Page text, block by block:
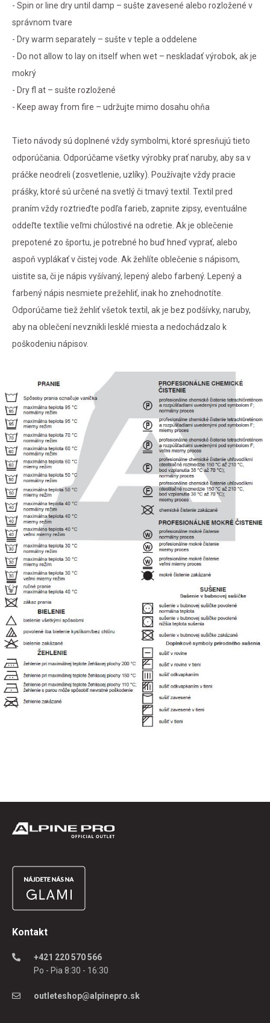
- Spin or line dry until damp – sušte zavesené alebo rozložené v
správnom tvare
- Dry warm separately – sušte v teple a oddelene
- Do not allow to lay on itself when wet – neskladať výrobok, ak je
mokrý
- Dry fl at – sušte rozložené
- Keep away from fire – udržujte mimo dosahu ohňa
Tieto návody sú doplnené vždy symbolmi, ktoré spresňujú tieto
odporúčania. Odporúčame všetky výrobky prať naruby, aby sa v
práčke neodreli (zosvetlenie, uzlíky). Používajte vždy pracie
prášky, ktoré sú určené na svetlý či tmavý textil. Textil pred
praním vždy roztrieďte podľa farieb, zapnite zipsy, eventuálne
oddeľte textílie veľmi chúlostivé na odretie. Ak je oblečenie
prepotené zo športu, je potrebné ho buď hneď vyprať, alebo
aspoň vyplákať v čistej vode. Ak žehlíte oblečenie s nápisom,
uistite sa, či je nápis vyšívaný, lepený alebo farbený. Lepený a
farbený nápis nesmiete prežehliť, inak ho znehodnotíte.
Odporúčame tiež žehliť všetok textil, ak je bez podšívky, naruby,
aby na oblečení nevznikli lesklé miesta a nedochádzalo k
poškodeniu nápisov.
Kontakt
+421 220 570 566
Po - Pia 8:30 - 16:30
outleteshop@alpinepro.sk